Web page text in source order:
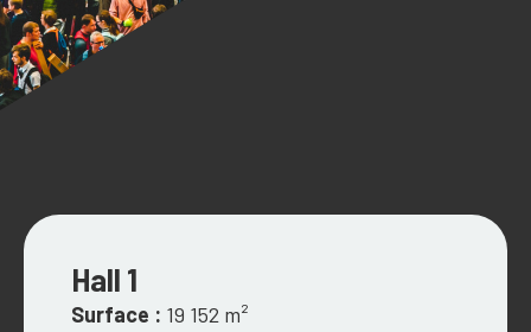
Hall 1
Surface : 19 152 m²